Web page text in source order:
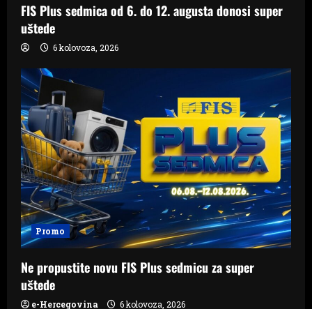
FIS Plus sedmica od 6. do 12. augusta donosi super
uštede
6 kolovoza, 2026
Promo
Ne propustite novu FIS Plus sedmicu za super
uštede
e-Hercegovina 6 kolovoza, 2026